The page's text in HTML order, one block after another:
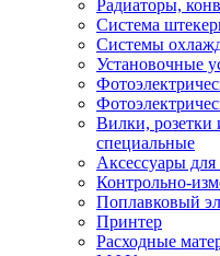
Радиаторы,
Система
Системы
Установочные
Вилки,
специальные
Аксессуары
Контрольно-
Поплавковый
Принтер
Расходные